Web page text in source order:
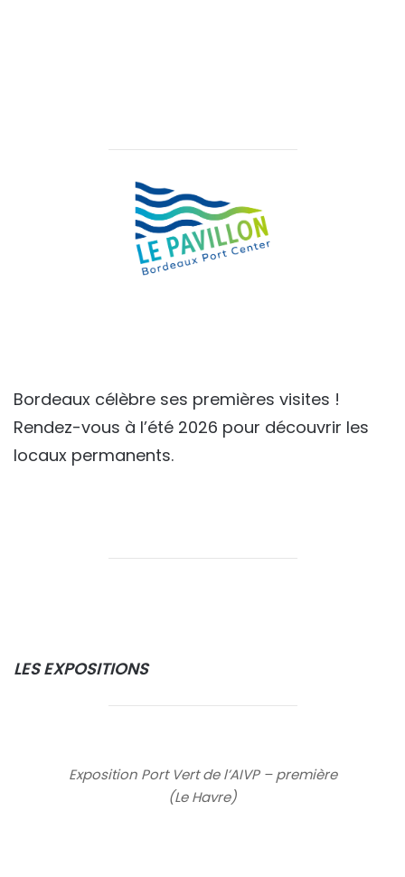
Bordeaux célèbre ses premières visites !
Rendez-vous à l’été 2026 pour découvrir les
locaux permanents.
LES EXPOSITIONS
Exposition Port Vert de l’AIVP – première
(Le Havre)